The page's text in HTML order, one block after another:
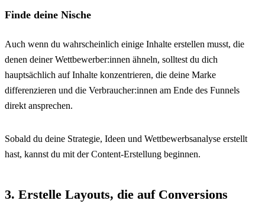
Finde deine Nische
Auch wenn du wahrscheinlich einige Inhalte erstellen musst, die
denen deiner Wettbewerber:innen ähneln, solltest du dich
hauptsächlich auf Inhalte konzentrieren, die deine Marke
differenzieren und die Verbraucher:innen am Ende des Funnels
direkt ansprechen.
Sobald du deine Strategie, Ideen und Wettbewerbsanalyse erstellt
hast, kannst du mit der Content-Erstellung beginnen.
3. Erstelle Layouts, die auf Conversions